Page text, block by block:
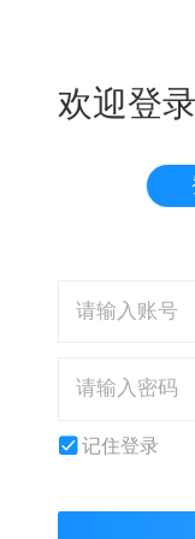
欢迎登录
记住登录